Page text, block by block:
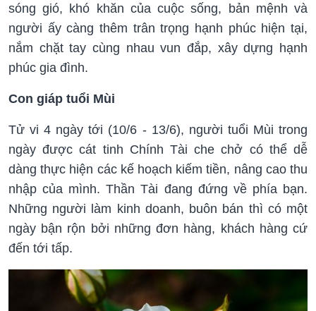
sóng gió, khó khăn của cuộc sống, bản mệnh và
người ấy càng thêm trân trọng hạnh phúc hiện tại,
nắm chặt tay cùng nhau vun đắp, xây dựng hạnh
phúc gia đình.
Con giáp tuổi Mùi
Tử vi 4 ngày tới (10/6 - 13/6), người tuổi Mùi trong
ngày được cát tinh Chính Tài che chở có thể dễ
dàng thực hiện các kế hoạch kiếm tiền, nâng cao thu
nhập của mình. Thần Tài đang đứng về phía bạn.
Những người làm kinh doanh, buôn bán thì có một
ngày bận rộn bởi những đơn hàng, khách hàng cứ
đến tới tấp.